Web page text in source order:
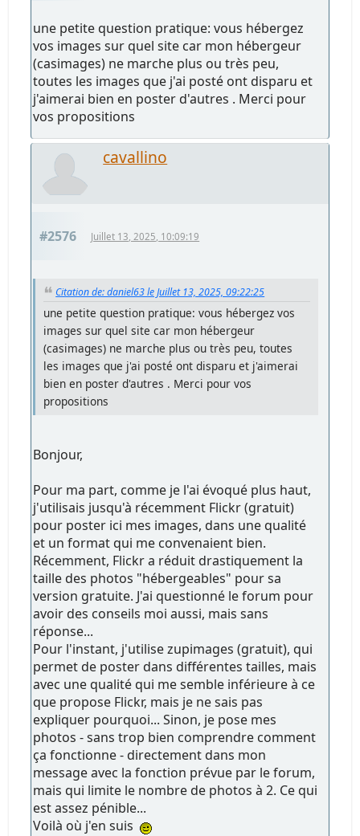
une petite question pratique: vous hébergez
vos images sur quel site car mon hébergeur
(casimages) ne marche plus ou très peu,
toutes les images que j'ai posté ont disparu et
j'aimerai bien en poster d'autres . Merci pour
vos propositions
cavallino
#2576 Juillet 13, 2025, 10:09:19
Citation de: daniel63 le Juillet 13, 2025, 09:22:25
une petite question pratique: vous hébergez vos
images sur quel site car mon hébergeur
(casimages) ne marche plus ou très peu, toutes
les images que j'ai posté ont disparu et j'aimerai
bien en poster d'autres . Merci pour vos
propositions
Bonjour,
Pour ma part, comme je l'ai évoqué plus haut,
j'utilisais jusqu'à récemment Flickr (gratuit)
pour poster ici mes images, dans une qualité
et un format qui me convenaient bien.
Récemment, Flickr a réduit drastiquement la
taille des photos "hébergeables" pour sa
version gratuite. J'ai questionné le forum pour
avoir des conseils moi aussi, mais sans
réponse...
Pour l'instant, j'utilise zupimages (gratuit), qui
permet de poster dans différentes tailles, mais
avec une qualité qui me semble inférieure à ce
que propose Flickr, mais je ne sais pas
expliquer pourquoi... Sinon, je pose mes
photos - sans trop bien comprendre comment
ça fonctionne - directement dans mon
message avec la fonction prévue par le forum,
mais qui limite le nombre de photos à 2. Ce qui
est assez pénible...
Voilà où j'en suis